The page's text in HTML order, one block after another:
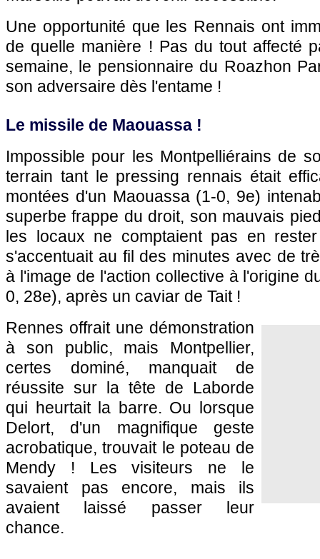
Une opportunité que les Rennais ont
de quelle manière ! Pas du tout affecté
semaine, le pensionnaire du Roazhon
son adversaire dès l'entame !
Le missile de Maouassa !
Impossible pour les Montpelliérains de
terrain tant le pressing rennais était
montées d'un Maouassa (1-0, 9e)
superbe frappe du droit, son mauvais
les locaux ne comptaient pas en
s'accentuait au fil des minutes avec de
à l'image de l'action collective à l'origine
0, 28e), après un caviar de Tait !
Rennes offrait une démonstration
à son public, mais Montpellier,
certes dominé, manquait de
réussite sur la tête de Laborde
qui heurtait la barre. Ou lorsque
Delort, d'un magnifique geste
acrobatique, trouvait le poteau de
Mendy ! Les visiteurs ne le
savaient pas encore, mais ils
avaient laissé passer leur
chance.